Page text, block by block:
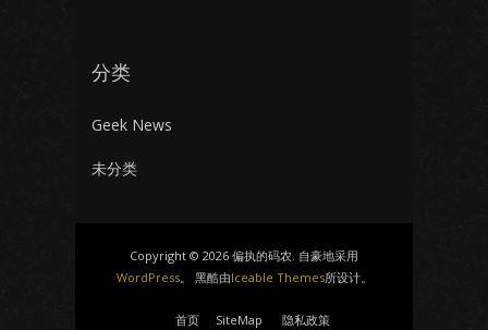
分类
Geek News
未分类
Copyright © 2026 偏执的码农. 自豪地采用
WordPress。 黑酷由Iceable Themes所设计。
首页 SiteMap 隐私政策